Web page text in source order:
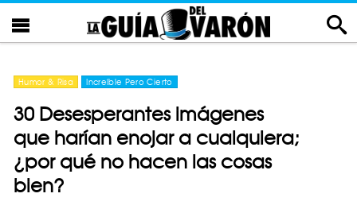
Humor & Risa Increíble Pero Cierto
30 Desesperantes imágenes
que harían enojar a cualquiera;
¿por qué no hacen las cosas
bien?